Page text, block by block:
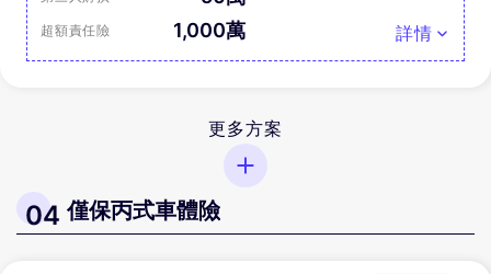
超額責任險 1,000萬 詳情
更多方案
04 僅保丙式車體險